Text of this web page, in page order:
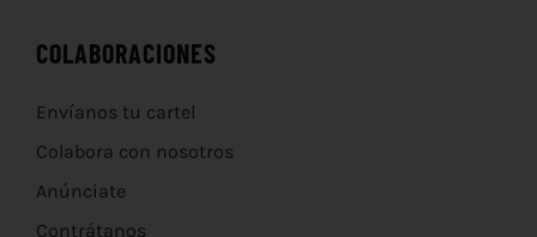
COLABORACIONES
Envíanos tu cartel
Colabora con nosotros
Anúnciate
Contrátanos